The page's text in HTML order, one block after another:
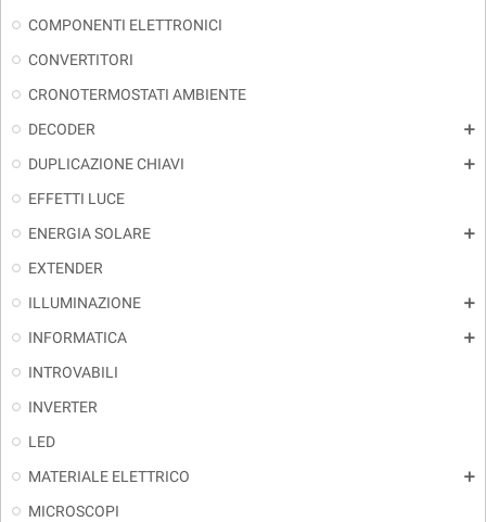
COMPONENTI ELETTRONICI
CONVERTITORI
CRONOTERMOSTATI AMBIENTE
DECODER
add
DUPLICAZIONE CHIAVI add
EFFETTI LUCE
ENERGIA SOLARE
add
EXTENDER
ILLUMINAZIONE
add
INFORMATICA add
INTROVABILI
INVERTER
LED
MATERIALE ELETTRICO
add
MICROSCOPI